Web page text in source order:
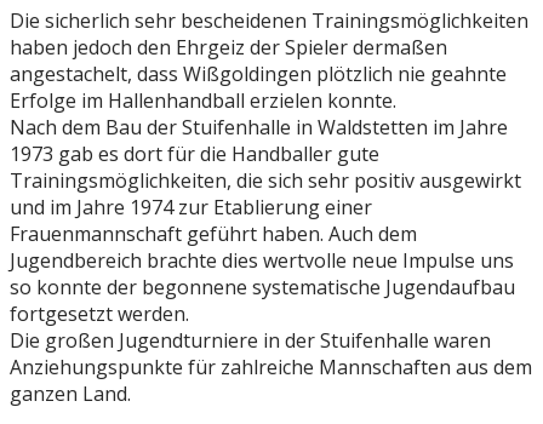
Die sicherlich sehr bescheidenen Trainingsmöglichkeiten
haben jedoch den Ehrgeiz der Spieler dermaßen
angestachelt, dass Wißgoldingen plötzlich nie geahnte
Erfolge im Hallenhandball erzielen konnte.
Nach dem Bau der Stuifenhalle in Waldstetten im Jahre
1973 gab es dort für die Handballer gute
Trainingsmöglichkeiten, die sich sehr positiv ausgewirkt
und im Jahre 1974 zur Etablierung einer
Frauenmannschaft geführt haben. Auch dem
Jugendbereich brachte dies wertvolle neue Impulse uns
so konnte der begonnene systematische Jugendaufbau
fortgesetzt werden.
Die großen Jugendturniere in der Stuifenhalle waren
Anziehungspunkte für zahlreiche Mannschaften aus dem
ganzen Land.